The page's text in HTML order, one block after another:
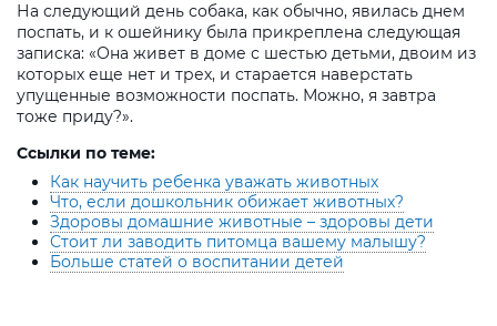
На следующий день собака, как обычно, явилась днем
поспать, и к ошейнику была прикреплена следующая
записка: «Она живет в доме с шестью детьми, двоим из
которых еще нет и трех, и старается наверстать
упущенные возможности поспать. Можно, я завтра
тоже приду?».
Ссылки по теме:
Как научить ребенка уважать животных
Что, если дошкольник обижает животных?
Здоровы домашние животные – здоровы дети
Стоит ли заводить питомца вашему малышу?
Больше статей о воспитании детей